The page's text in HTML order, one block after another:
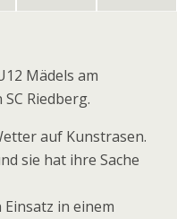
Mädels am
Riedberg.
auf Kunstrasen.
sie hat ihre Sache
in einem